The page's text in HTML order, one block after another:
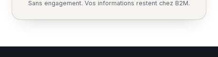
Sans engagement. Vos informations restent chez B2M.